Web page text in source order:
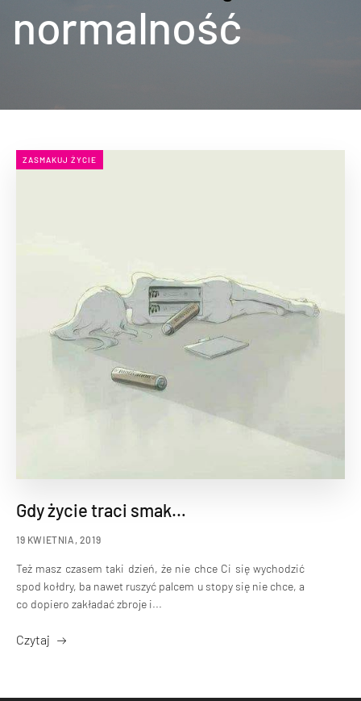
normalność
ZASMAKUJ ŻYCIE
Gdy życie traci smak…
19 KWIETNIA, 2019
Też masz czasem taki dzień, że nie chce Ci się wychodzić
spod kołdry, ba nawet ruszyć palcem u stopy się nie chce, a
co dopiero zakładać zbroje i...
Czytaj